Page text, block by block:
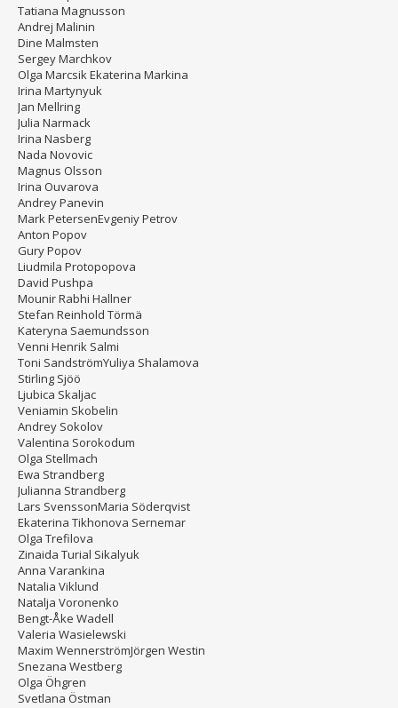
Tatiana Magnusson
Andrej Malinin
Dine Malmsten
Sergey Marchkov
Olga Marcsik Ekaterina Markina
Irina Martynyuk
Jan Mellring
Julia Narmack
Irina Nasberg
Nada Novovic
Magnus Olsson
Irina Ouvarova
Andrey Panevin
Mark PetersenEvgeniy Petrov
Anton Popov
Gury Popov
Liudmila Protopopova
David Pushpa
Mounir Rabhi Hallner
Stefan Reinhold Törmä
Kateryna Saemundsson
Venni Henrik Salmi
Toni SandströmYuliya Shalamova
Stirling Sjöö
Ljubica Skaljac
Veniamin Skobelin
Andrey Sokolov
Valentina Sorokodum
Olga Stellmach
Ewa Strandberg
Julianna Strandberg
Lars SvenssonMaria Söderqvist
Ekaterina Tikhonova Sernemar
Olga Trefilova
Zinaida Turial Sikalyuk
Anna Varankina
Natalia Viklund
Natalja Voronenko
Bengt-Åke Wadell
Valeria Wasielewski
Maxim WennerströmJörgen Westin
Snezana Westberg
Olga Öhgren
Svetlana Östman